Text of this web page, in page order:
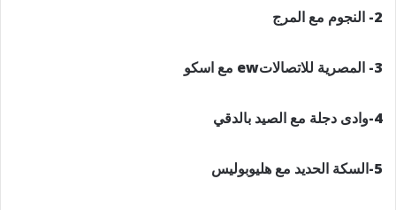
2- النجوم مع المرج
3- المصرية للاتصالاتew مع اسكو
4-وادى دجلة مع الصيد بالدقي
5-السكة الحديد مع هليوبوليس